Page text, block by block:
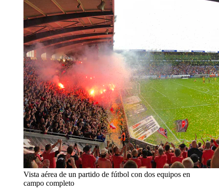
Vista aérea de un partido de fútbol con dos equipos en
campo completo